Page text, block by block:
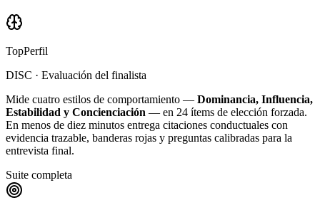
TopPerfil
DISC · Evaluación del finalista
Mide cuatro estilos de comportamiento — Dominancia, Influencia,
Estabilidad y Concienciación — en 24 ítems de elección forzada.
En menos de diez minutos entrega citaciones conductuales con
evidencia trazable, banderas rojas y preguntas calibradas para la
entrevista final.
Suite completa